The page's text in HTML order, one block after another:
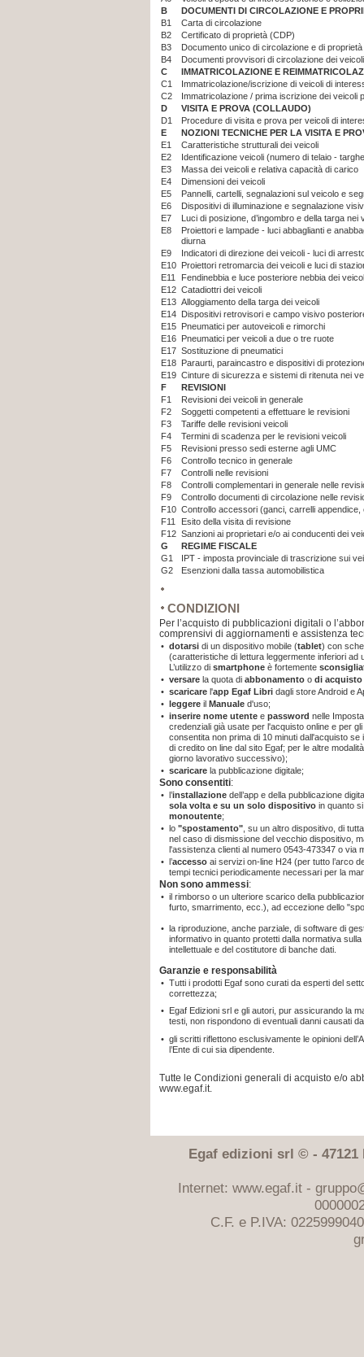
B
DOCUMENTI DI CIRCOLAZIONE E
B1
Carta di circolazione
B2
Certificato di proprietà (CDP)
B3
Documento unico di circolazione e di
B4
Documenti provvisori di circolazione dei veicoli
C
IMMATRICOLAZIONE E
C1
Immatricolazione/iscrizione di veicoli di
C2
Immatricolazione / prima iscrizione dei veicoli
D
VISITA E PROVA (COLLAUDO)
D1
Procedure di visita e prova per veicoli di
E
NOZIONI TECNICHE PER LA VISITA E
E1
Caratteristiche strutturali dei veicoli
E2
Identificazione veicoli (numero di telaio -
E3
Massa dei veicoli e relativa capacità di carico
E4
Dimensioni dei veicoli
E5
Pannelli, cartelli, segnalazioni sul veicolo e
E6
Dispositivi di illuminazione e segnalazione
E7
Luci di posizione, d’ingombro e della targa nei
E8
Proiettori e lampade - luci abbaglianti e
diurna
E9
Indicatori di direzione dei veicoli - luci di
E10 Proiettori retromarcia dei veicoli e luci di
E11
Fendinebbia e luce posteriore nebbia dei
E12 Catadiottri dei veicoli
E13 Alloggiamento della targa dei veicoli
E14 Dispositivi retrovisori e campo visivo
E15 Pneumatici per autoveicoli e rimorchi
E16 Pneumatici per veicoli a due o tre ruote
E17 Sostituzione di pneumatici
E18 Paraurti, paraincastro e dispositivi di
E19 Cinture di sicurezza e sistemi di ritenuta nei
F
REVISIONI
F1
Revisioni dei veicoli in generale
F2
Soggetti competenti a effettuare le revisioni
F3
Tariffe delle revisioni veicoli
F4
Termini di scadenza per le revisioni veicoli
F5
Revisioni presso sedi esterne agli UMC
F6
Controllo tecnico in generale
F7
Controlli nelle revisioni
F8
Controlli complementari in generale nelle
F9
Controllo documenti di circolazione nelle
F10 Controllo accessori (ganci, carrelli
F11
Esito della visita di revisione
F12 Sanzioni ai proprietari e/o ai conducenti dei
G
REGIME FISCALE
G1
IPT - imposta provinciale di trascrizione sui
G2
Esenzioni dalla tassa automobilistica
CONDIZIONI
Per l’acquisto di pubblicazioni digitali o
comprensivi di aggiornamenti e assistenza
• dotarsi di un dispositivo mobile (tablet) con
(caratteristiche di lettura leggermente inferiori ad
L’utilizzo di smartphone è fortemente
• versare la quota di abbonamento o di acquisto
• scaricare l'app Egaf Libri dagli store Android e
• leggere il Manuale d'uso;
• inserire nome utente e password nelle
credenziali già usate per l'acquisto online e per
consentita non prima di 10 minuti dall'acquisto
di credito on line dal sito Egaf; per le altre
giorno lavorativo successivo);
• scaricare la pubblicazione digitale;
Sono consentiti:
• l’installazione dell’app e della pubblicazione
sola volta e su un solo dispositivo in quanto
monoutente;
• lo "spostamento" , su un altro dispositivo, di
nel caso di dismissione del vecchio dispositivo,
l'assistenza clienti al numero 0543-473347 o via
• l’accesso ai servizi on-line H24 (per tutto l’arco
tempi tecnici periodicamente necessari per la
Non sono ammessi:
• il rimborso o un ulteriore scarico della
furto, smarrimento, ecc.), ad eccezione dello
• la riproduzione, anche parziale, di software di
informativo in quanto protetti dalla normativa
intellettuale e del costitutore di banche dati.
Garanzie e responsabilità
• Tutti i prodotti Egaf sono curati da esperti del
correttezza;
• Egaf Edizioni srl e gli autori, pur assicurando la
testi, non rispondono di eventuali danni causati
• gli scritti riflettono esclusivamente le opinioni
l’Ente di cui sia dipendente.
Tutte le Condizioni generali di acquisto e/o
www.egaf.it.
Egaf edizioni srl © - 47121
Internet: www.egaf.it -
C.F. e P.IVA: